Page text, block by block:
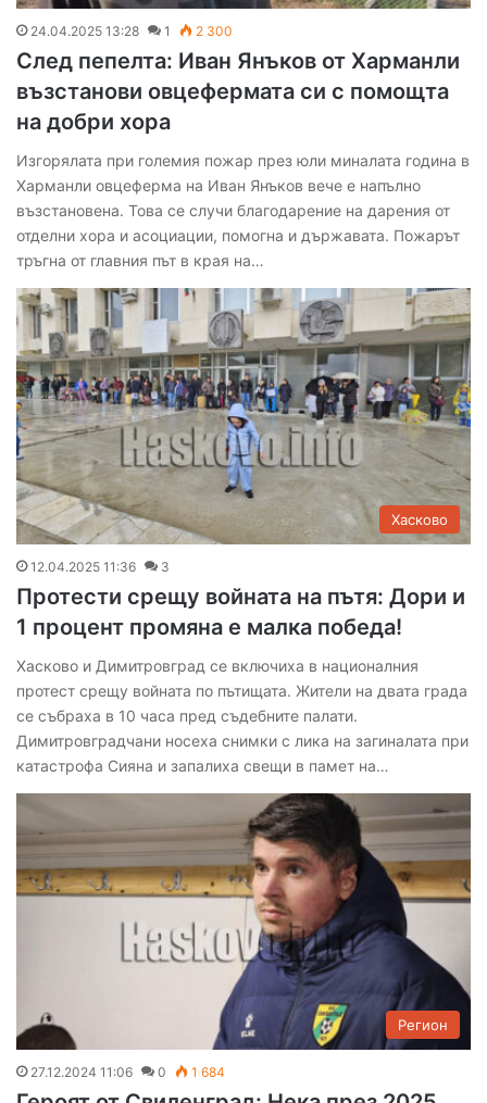
24.04.2025 13:28 1 2 300
След пепелта: Иван Янъков от Харманли
възстанови овцефермата си с помощта
на добри хора
Изгорялата при големия пожар през юли миналата година в
Харманли овцеферма на Иван Янъков вече е напълно
възстановена. Това се случи благодарение на дарения от
отделни хора и асоциации, помогна и държавата. Пожарът
тръгна от главния път в края на…
Хасково
12.04.2025 11:36 3
Протести срещу войната на пътя: Дори и
1 процент промяна е малка победа!
Хасково и Димитровград се включиха в националния
протест срещу войната по пътищата. Жители на двата града
се събраха в 10 часа пред съдебните палати.
Димитровградчани носеха снимки с лика на загиналата при
катастрофа Сияна и запалиха свещи в памет на…
Регион
27.12.2024 11:06 0 1 684